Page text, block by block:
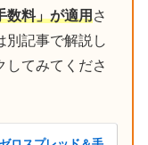
数料」が適用さ
別記事で解説し
してみてくださ